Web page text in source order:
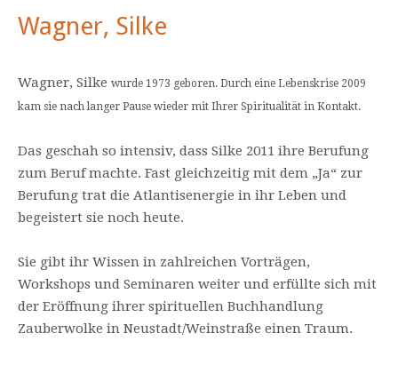
Wagner, Silke
Wagner, Silke wurde 1973 geboren. Durch eine Lebenskrise 2009
kam sie nach langer Pause wieder mit Ihrer Spiritualität in Kontakt.
Das geschah so intensiv, dass Silke 2011 ihre Berufung
zum Beruf machte. Fast gleichzeitig mit dem „Ja“ zur
Berufung trat die Atlantisenergie in ihr Leben und
begeistert sie noch heute.
Sie gibt ihr Wissen in zahlreichen Vorträgen,
Workshops und Seminaren weiter und erfüllte sich mit
der Eröffnung ihrer spirituellen Buchhandlung
Zauberwolke in Neustadt/Weinstraße einen Traum.